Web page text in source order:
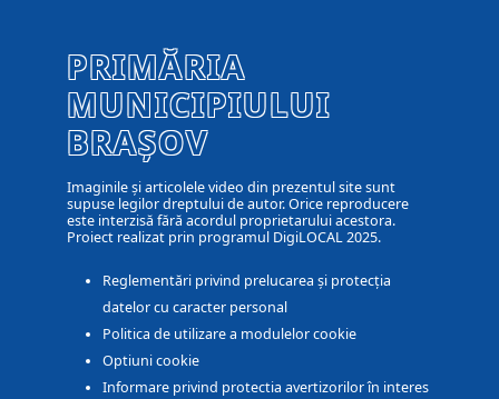
PRIMĂRIA
MUNICIPIULUI
BRAȘOV
Imaginile și articolele video din prezentul site sunt
supuse legilor dreptului de autor. Orice reproducere
este interzisă fără acordul proprietarului acestora.
Proiect realizat prin programul DigiLOCAL 2025.
Reglementări privind prelucarea și protecția
datelor cu caracter personal
Politica de utilizare a modulelor cookie
Optiuni cookie
Informare privind protectia avertizorilor în interes